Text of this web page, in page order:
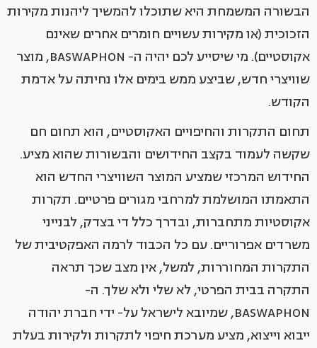
הבשורה המשמחת היא שתוכלו להמשיך ליהנות מקירות
הזכוכית (או מקירות עשויים חומרים אחרים שאינם
אקוסטיים). מי שיסייע לכם יהיה ה- BASWAPHON, מוצר
שוויצרי חדש, שביצע ממש בימים אלו נחיתה על אדמת
הקודש.
תחום התקרות והחיפויים האקוסטיים, הוא תחום חם
שקשה לעמוד בקצב החידושים והבשורות שהוא מציע.
החידוש המרכזי שמציע המוצר השוויצרי החדש הוא
התאמתו המושלמת למרחבי מגורים פרטיים. תקרות
אקוסטיות מתחברות, ובדרך כלל די בצדק, לבנייני
משרדים אפרוריים. עם כל הכבוד לרמה האפקטיבית של
התקרות המחוררות, למשל, אין מצב שכך תראה
התקרה בבית הפרטי, לא שלי ולא שלך. ה-
BASWAPHON, שמיובא לישראל על- ידי חברת יהודה
ייבוא וייצוא, מציע מערכת חיפוי לתקרות ולקירות בעלת